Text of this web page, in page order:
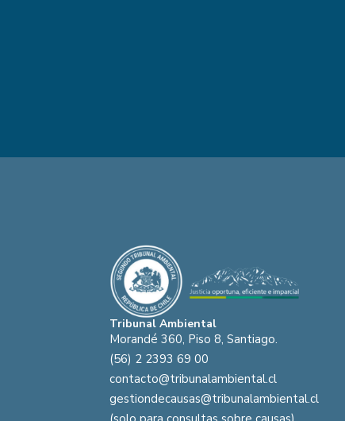
Tribunal Ambiental
Morandé 360, Piso 8, Santiago.
(56) 2 2393 69 00
contacto@tribunalambiental.cl
gestiondecausas@tribunalambiental.cl